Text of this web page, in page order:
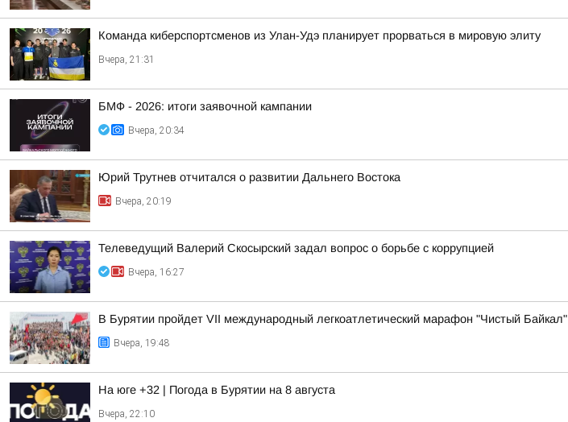
Команда киберспортсменов из Улан-Удэ планирует прорваться в мировую элиту
Вчера, 21:31
БМФ - 2026: итоги заявочной кампании
Вчера, 20:34
Юрий Трутнев отчитался о развитии Дальнего Востока
Вчера, 20:19
Телеведущий Валерий Скосырский задал вопрос о борьбе с коррупцией
Вчера, 16:27
В Бурятии пройдет VII международный легкоатлетический марафон "Чистый Байкал"
Вчера, 19:48
На юге +32 | Погода в Бурятии на 8 августа
Вчера, 22:10